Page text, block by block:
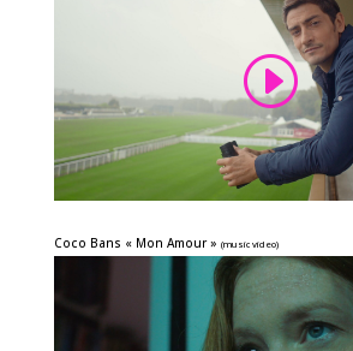
Coco Bans « Mon Amour » (music video)